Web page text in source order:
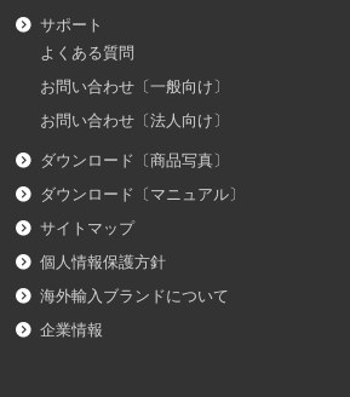
サポート
よくある質問
お問い合わせ〔一般向け〕
お問い合わせ〔法人向け〕
ダウンロード〔商品写真〕
ダウンロード〔マニュアル〕
サイトマップ
個人情報保護方針
海外輸入ブランドについて
企業情報